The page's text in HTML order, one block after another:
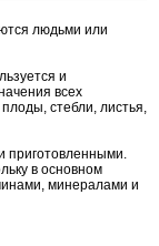
людьми или
и
всех
стебли, листья,
приготовленными.
в основном
минералами и